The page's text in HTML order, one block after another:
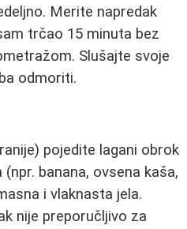
Merite napredak
trčao 15 minuta bez
Slušajte svoje
odmoriti.
pojedite lagani obrok
banana, ovsena kaša,
i vlaknasta jela.
nije preporučljivo za